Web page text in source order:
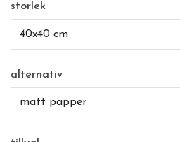
storlek
40x40 cm
alternativ
matt papper